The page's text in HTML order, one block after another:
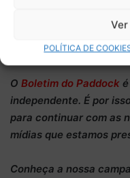
POLÍTICA DE
Conheça nossa página
automobilismo!
O Boletim do Paddock
independente. É por
para continuar com as
mídias que estamos
Conheça a nossa